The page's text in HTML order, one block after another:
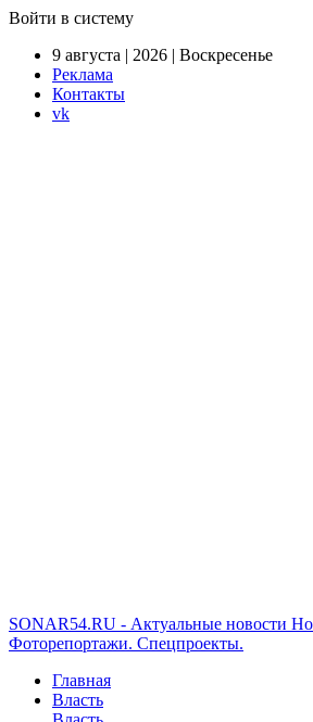
Войти в систему
9 августа | 2026 | Воскресенье
Реклама
Контакты
vk
SONAR54.RU - Актуальные новости
Фоторепортажи. Спецпроекты.
Главная
Власть